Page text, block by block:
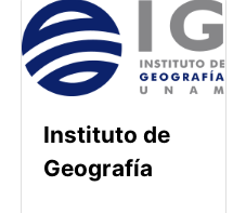
Instituto de
Geografía